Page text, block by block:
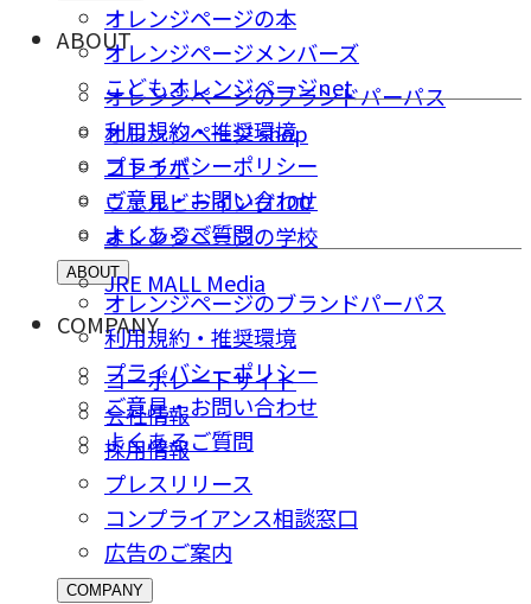
オレンジページの本
オレンジページメンバーズ
こどもオレンジページnet
オレンジページ shop
コトラボ
ウェルビーイング100
オレンジページの学校
JRE MALL Media
ABOUT
オレンジページのブランドパーパス
利用規約・推奨環境
プライバシーポリシー
ご意⾒・お問い合わせ
よくあるご質問
ABOUT
オレンジページのブランドパーパス
利用規約・推奨環境
プライバシーポリシー
ご意⾒・お問い合わせ
よくあるご質問
COMPANY
コーポレートサイト
会社情報
採⽤情報
プレスリリース
コンプライアンス相談窓⼝
広告のご案内
COMPANY